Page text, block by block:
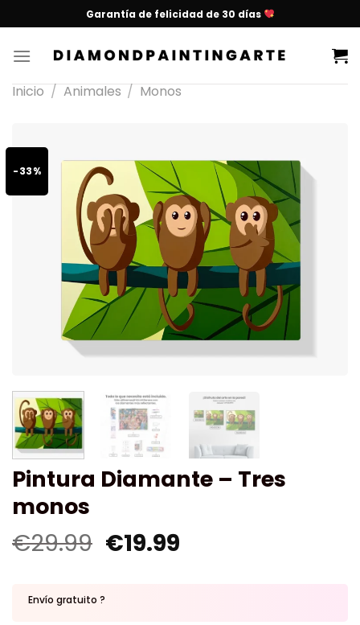
Garantía de felicidad de 30 días
Inicio / Animales / Monos
-33%
Pintura Diamante – Tres
monos
€29.99 €19.99
Envío gratuito ?